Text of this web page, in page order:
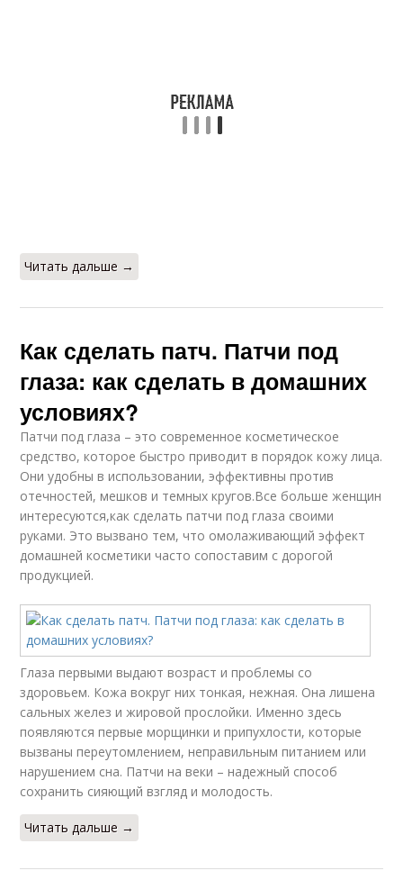
Читать дальше →
Как сделать патч. Патчи под
глаза: как сделать в домашних
условиях?
Патчи под глаза – это современное косметическое
средство, которое быстро приводит в порядок кожу лица.
Они удобны в использовании, эффективны против
отечностей, мешков и темных кругов.Все больше женщин
интересуются,как сделать патчи под глаза своими
руками. Это вызвано тем, что омолаживающий эффект
домашней косметики часто сопоставим с дорогой
продукцией.
Глаза первыми выдают возраст и проблемы со
здоровьем. Кожа вокруг них тонкая, нежная. Она лишена
сальных желез и жировой прослойки. Именно здесь
появляются первые морщинки и припухлости, которые
вызваны переутомлением, неправильным питанием или
нарушением сна. Патчи на веки – надежный способ
сохранить сияющий взгляд и молодость.
Читать дальше →